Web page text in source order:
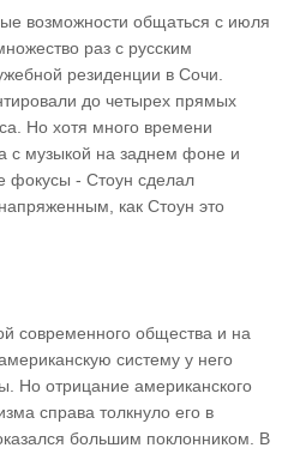
возможности общаться с июля
раз с русским
резиденции в Сочи.
до четырех прямых
Но хотя много времени
с музыкой на заднем фоне и
фокусы - Стоун сделал
как Стоун это
современного общества и на
систему у него
Но отрицание американского
справа толкнуло его в
большим поклонником. В